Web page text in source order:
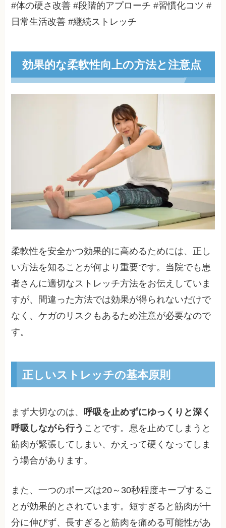
#体の硬さ改善 #段階的アプローチ #習慣化コツ #
日常生活改善 #継続ストレッチ
効果的な柔軟性向上の方法と注意点
柔軟性を安全かつ効果的に高めるためには、正し
い方法を知ることが何より重要です。当院でも患
者さんに適切なストレッチ方法をお伝えしていま
すが、間違った方法では効果が得られないだけで
なく、ケガのリスクもあるため注意が必要なので
す。
正しいストレッチの基本原則
まず大切なのは、 呼吸を止めずにゆっくりと深く
呼吸しながら行う ことです。息を止めてしまうと
筋肉が緊張してしまい、かえって硬くなってしま
う場合があります。
また、一つのポーズは20～30秒程度キープするこ
とが効果的とされています。短すぎると筋肉が十
分に伸びず、長すぎると筋肉を痛める可能性があ